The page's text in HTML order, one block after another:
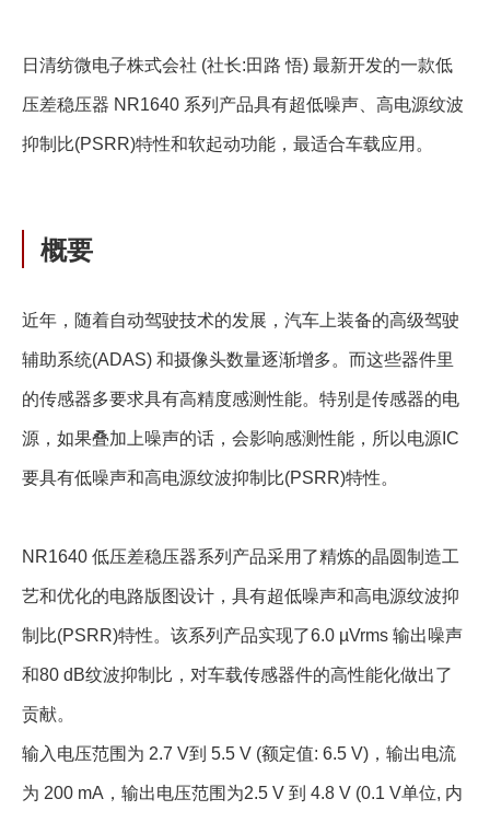
日清纺微电子株式会社 (社长:田路 悟) 最新开发的一款低
压差稳压器 NR1640 系列产品具有超低噪声、高电源纹波
抑制比(PSRR)特性和软起动功能，最适合车载应用。
概要
近年，随着自动驾驶技术的发展，汽车上装备的高级驾驶
辅助系统(ADAS) 和摄像头数量逐渐增多。而这些器件里
的传感器多要求具有高精度感测性能。特别是传感器的电
源，如果叠加上噪声的话，会影响感测性能，所以电源IC
要具有低噪声和高电源纹波抑制比(PSRR)特性。
NR1640 低压差稳压器系列产品采用了精炼的晶圆制造工
艺和优化的电路版图设计，具有超低噪声和高电源纹波抑
制比(PSRR)特性。该系列产品实现了6.0 µVrms 输出噪声
和80 dB纹波抑制比，对车载传感器件的高性能化做出了
贡献。
输入电压范围为 2.7 V到 5.5 V (额定值: 6.5 V)，输出电流
为 200 mA，输出电压范围为2.5 V 到 4.8 V (0.1 V单位, 内